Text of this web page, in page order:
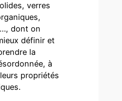
verres
dont on
définir et
la
à
propriétés